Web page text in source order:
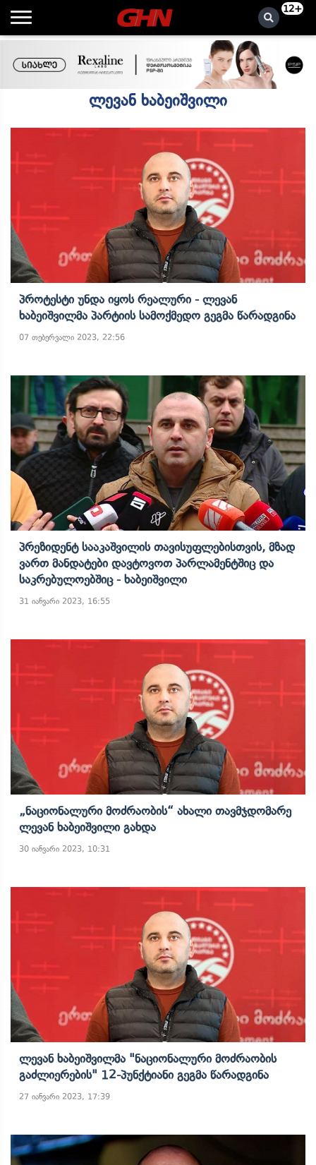
12+
ლევან ხაბეიშვილი
Პროტესტი Უნდა Იყოს Რეალური - Ლევან
Ხაბეიშვილმა Პარტიის Სამოქმედო Გეგმა Წარადგინა
07 თებერვალი 2023, 22:56
Პრეზიდენტ Სააკაშვილის Თავისუფლებისთვის, Მზად
Ვართ Მანდატები Დავტოვოთ Პარლამენტშიც Და
Საკრებულოებშიც - Ხაბეიშვილი
31 იანვარი 2023, 16:55
„ნაციონალური Მოძრაობის“ Ახალი Თავმჯდომარე
Ლევან Ხაბეიშვილი Გახდა
30 იანვარი 2023, 10:31
Ლევან Ხაბეიშვილმა "ნაციონალური Მოძრაობის
Გაძლიერების" 12-Პუნქტიანი Გეგმა Წარადგინა
27 იანვარი 2023, 17:39